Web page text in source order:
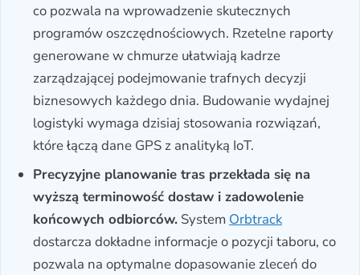
co pozwala na wprowadzenie skutecznych
programów oszczędnościowych. Rzetelne raporty
generowane w chmurze ułatwiają kadrze
zarządzającej podejmowanie trafnych decyzji
biznesowych każdego dnia. Budowanie wydajnej
logistyki wymaga dzisiaj stosowania rozwiązań,
które łączą dane GPS z analityką IoT.
Precyzyjne planowanie tras przekłada się na
wyższą terminowość dostaw i zadowolenie
końcowych odbiorców. System Orbtrack
dostarcza dokładne informacje o pozycji taboru, co
pozwala na optymalne dopasowanie zleceń do